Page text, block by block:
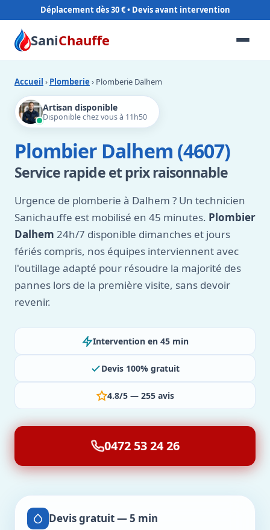
Déplacement dès 30 €
SaniChauffe
Accueil › Plomberie › Plomberie Dalhem
Artisan disponible
Disponible chez vous à 11h50
Plombier Dalhem (4607)
Service rapide et prix raisonnable
Urgence de plomberie à Dalhem ? Un technicien
Sanichauffe est mobilisé en 45 minutes. Plombier
Dalhem 24h/7 disponible dimanches et jours
fériés compris, nos équipes interviennent avec
l'outillage adapté pour résoudre la majorité des
pannes lors de la première visite, sans devoir
revenir.
Intervention en 45 min
Devis 100% gratuit
4.8/5 — 255 avis
0472 53 24 26
Devis gratuit — 5 min